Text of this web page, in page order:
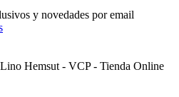
y novedades por email